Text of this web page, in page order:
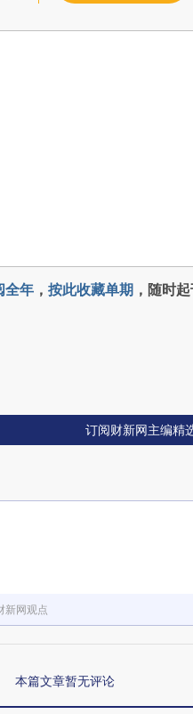
全年 ， 按此收藏单期 ，随时
订阅财新网主编精
新网观点
本篇文章暂无评论